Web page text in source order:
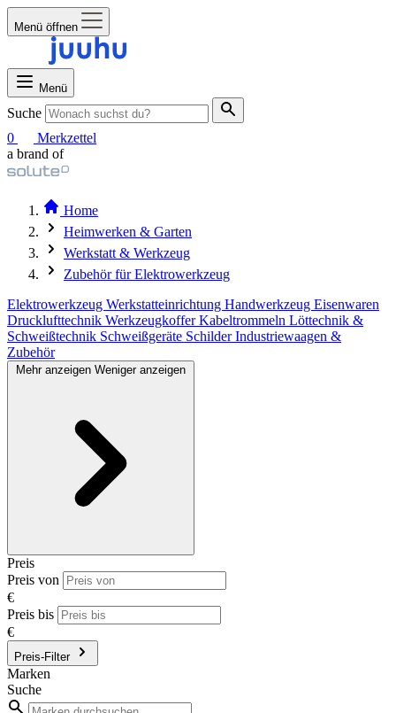
Menü öffnen
Menü
Suche
0
Merkzettel
a brand of
Home
Heimwerken & Garten
Werkstatt & Werkzeug
Zubehör für Elektrowerkzeug
Elektrowerkzeug Werkstatteinrichtung Handwerkzeug Eisenwaren
Drucklufttechnik WerkzeugkofferKabeltrommeln Löttechnik &
Schweißtechnik Schweißgeräte SchilderIndustriewaagen &
Zubehör
Mehr anzeigen Weniger anzeigen
Preis
Preis von
€
Preis bis
€
Preis-Filter
Marken
Suche